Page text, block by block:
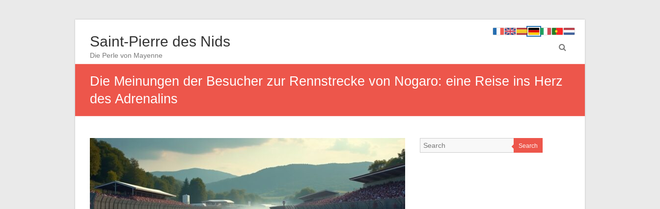
Saint-Pierre des Nids
Die Perle von Mayenne
Die Meinungen der Besucher zur Rennstrecke von Nogaro: eine Reise ins Herz
des Adrenalins
Search